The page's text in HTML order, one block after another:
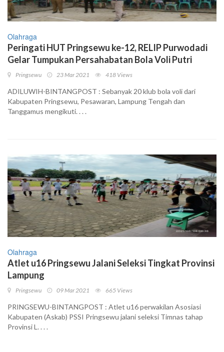
Olahraga
Peringati HUT Pringsewu ke-12, RELIP Purwodadi
Gelar Tumpukan Persahabatan Bola Voli Putri
Pringsewu 23 Mar 2021 418 Views
ADILUWIH-BINTANGPOST : Sebanyak 20 klub bola voli dari
Kabupaten Pringsewu, Pesawaran, Lampung Tengah dan
Tanggamus mengikuti. . . .
Olahraga
Atlet u16 Pringsewu Jalani Seleksi Tingkat Provinsi
Lampung
Pringsewu 09 Mar 2021 665 Views
PRINGSEWU-BINTANGPOST : Atlet u16 perwakilan Asosiasi
Kabupaten (Askab) PSSI Pringsewu jalani seleksi Timnas tahap
Provinsi L. . . .